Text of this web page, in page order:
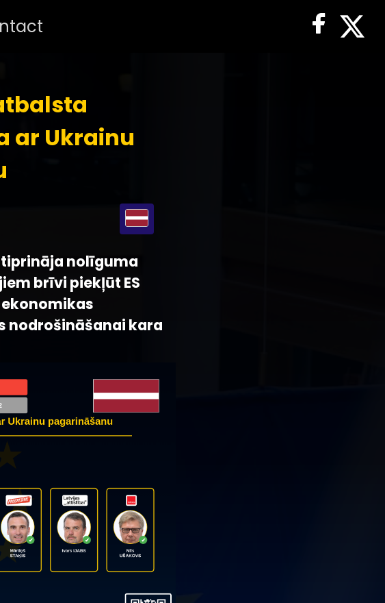
ar Ukrainu
nolīguma
brīvi piekļūt ES
nodrošināšanai kara